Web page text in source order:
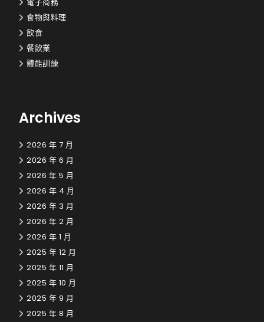
食物與料理
飲食
餐飲業
體能訓練
Archives
2026 年 7 月
2026 年 6 月
2026 年 5 月
2026 年 4 月
2026 年 3 月
2026 年 2 月
2026 年 1 月
2025 年 12 月
2025 年 11 月
2025 年 10 月
2025 年 9 月
2025 年 8 月